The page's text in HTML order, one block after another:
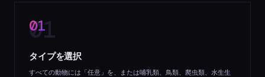
01
タイプを選択
すべての動物には「任意」を、または哺乳類、鳥類、爬虫類、水生生